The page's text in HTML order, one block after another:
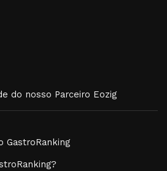
do nosso Parceiro Eozig
GastroRanking